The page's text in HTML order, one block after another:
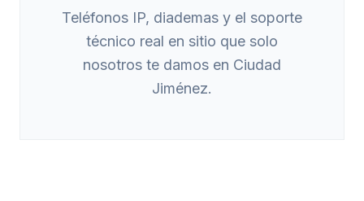
Teléfonos IP, diademas y el soporte
técnico real en sitio que solo
nosotros te damos en Ciudad
Jiménez.